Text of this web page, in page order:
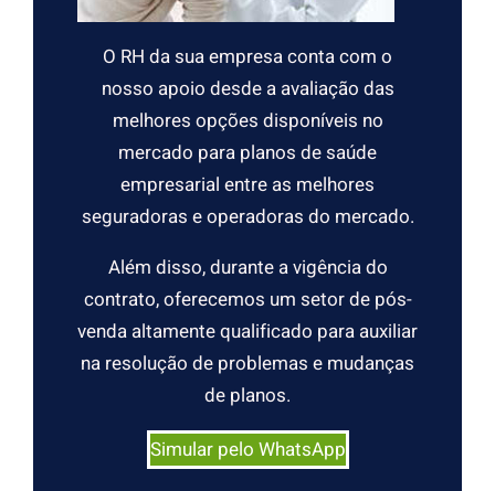
O RH da sua empresa conta com o
nosso apoio desde a avaliação das
melhores opções disponíveis no
mercado para planos de saúde
empresarial entre as melhores
seguradoras e operadoras do mercado.
Além disso, durante a vigência do
contrato, oferecemos um setor de pós-
venda altamente qualificado para auxiliar
na resolução de problemas e mudanças
de planos.
Simular pelo WhatsApp